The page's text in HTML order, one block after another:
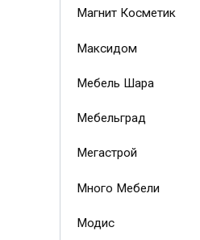
Магнит Косметик
Максидом
Мебель Шара
Мебельград
Мегастрой
Много Мебели
Модис